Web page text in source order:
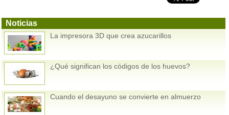
Noticias
La impresora 3D que crea azucarillos
¿Qué significan los códigos de los huevos?
Cuando el desayuno se convierte en almuerzo